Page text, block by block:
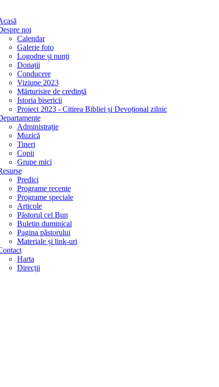
noi
Calendar
Galerie foto
Logodne și nunți
Donații
Conducere
Viziune 2023
Mărturisire de credință
Istoria bisericii
Proiect 2023 - Citirea Bibliei și Devoțional zilnic
Administrație
Muzică
Tineri
Copii
Grupe mici
Predici
Programe recente
Programe speciale
Articole
Păstorul cel Bun
Buletin duminical
Pagina păstorului
Materiale și link-uri
Harta
Direcții